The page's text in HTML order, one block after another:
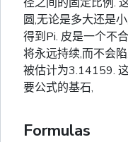
圆,无论是多大还是
得到Pi. 皮是一个不
将永远持续,而不会
被估计为3.14159.
要公式的基石,
Formulas